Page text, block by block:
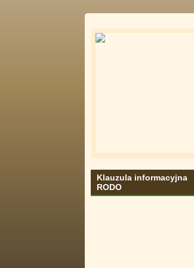
Klauzula informacyjna
RODO